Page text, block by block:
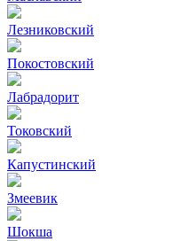
Лезниковский
Покостовский
Лабрадорит
Токовский
Капустинский
Змеевик
Шокша